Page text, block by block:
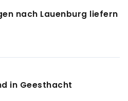
auf derStationsseite.
nach Lauenburg liefern
direkt.
in Geesthacht